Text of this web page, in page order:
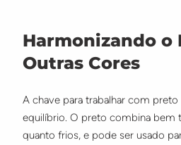
Harmonizando o
Outras Cores
A chave para trabalhar com
equilíbrio. O preto combina bem
quanto frios, e pode ser usado